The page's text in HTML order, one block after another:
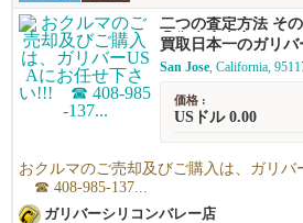
二つの査定方法 そ
②御来店査定
買取日本一のガリ
San Jose, California,
価格 :
USドル 0.00
おクルマのご売却及びご購入は、ガリ
☎ 408-985-137...
ガリバーシリコンバレー店